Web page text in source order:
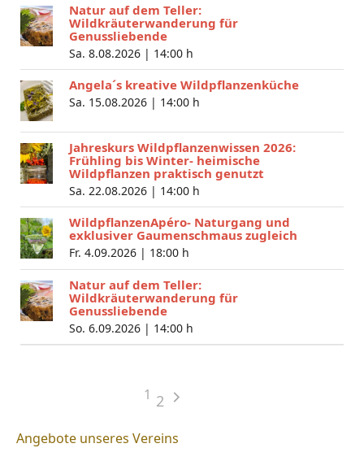
Natur auf dem Teller:
Wildkräuterwanderung für
Genussliebende
Sa. 8.08.2026 | 14:00 h
Angela´s kreative Wildpflanzenküche
Sa. 15.08.2026 | 14:00 h
Jahreskurs Wildpflanzenwissen 2026:
Frühling bis Winter- heimische
Wildpflanzen praktisch genutzt
Sa. 22.08.2026 | 14:00 h
WildpflanzenApéro- Naturgang und
exklusiver Gaumenschmaus zugleich
Fr. 4.09.2026 | 18:00 h
Natur auf dem Teller:
Wildkräuterwanderung für
Genussliebende
So. 6.09.2026 | 14:00 h
1 2
Angebote unseres Vereins